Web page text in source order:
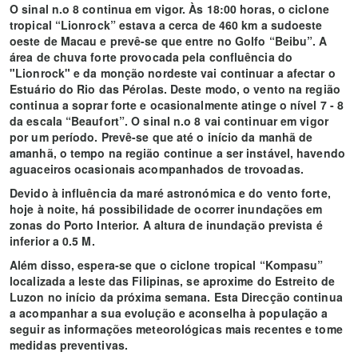
O sinal n.o 8 continua em vigor. Às 18:00 horas, o ciclone
tropical “Lionrock” estava a cerca de 460 km a sudoeste
oeste de Macau e prevê-se que entre no Golfo “Beibu”. A
área de chuva forte provocada pela confluência do
"Lionrock" e da monção nordeste vai continuar a afectar o
Estuário do Rio das Pérolas. Deste modo, o vento na região
continua a soprar forte e ocasionalmente atinge o nível 7 - 8
da escala “Beaufort”. O sinal n.o 8 vai continuar em vigor
por um período. Prevê-se que até o início da manhã de
amanhã, o tempo na região continue a ser instável, havendo
aguaceiros ocasionais acompanhados de trovoadas.
Devido à influência da maré astronómica e do vento forte,
hoje à noite, há possibilidade de ocorrer inundações em
zonas do Porto Interior. A altura de inundação prevista é
inferior a 0.5 M.
Além disso, espera-se que o ciclone tropical “Kompasu”
localizada a leste das Filipinas, se aproxime do Estreito de
Luzon no início da próxima semana. Esta Direcção continua
a acompanhar a sua evolução e aconselha à população a
seguir as informações meteorológicas mais recentes e tome
medidas preventivas.